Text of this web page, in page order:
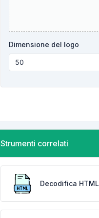
Dimensione del logo
Strumenti correlati
Decodifica HTML